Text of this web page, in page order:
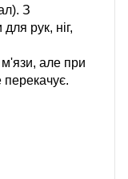
З
рук, ніг,
м'язи, але при
перекачує.